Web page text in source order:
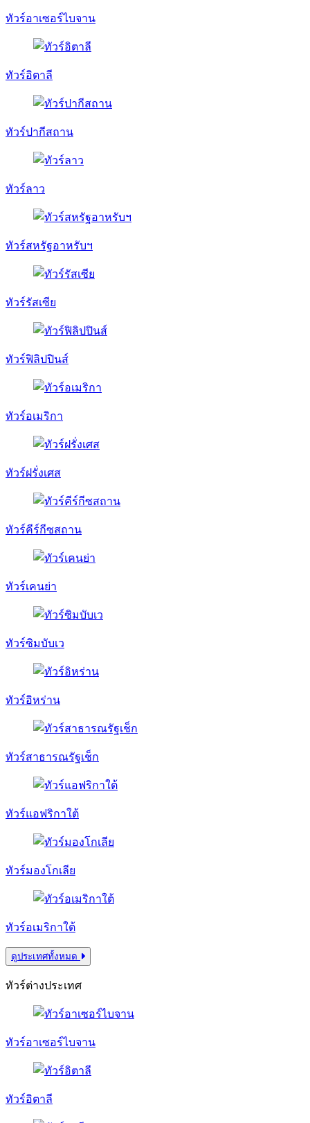
ทัวร์อาเซอร์ไบจาน
ทัวร์อิตาลี
ทัวร์ปากีสถาน
ทัวร์ลาว
ทัวร์สหรัฐอาหรับฯ
ทัวร์รัสเซีย
ทัวร์ฟิลิปปินส์
ทัวร์อเมริกา
ทัวร์ฝรั่งเศส
ทัวร์คีร์กีซสถาน
ทัวร์เคนย่า
ทัวร์ซิมบับเว
ทัวร์อิหร่าน
ทัวร์สาธารณรัฐเช็ก
ทัวร์แอฟริกาใต้
ทัวร์มองโกเลีย
ทัวร์อเมริกาใต้
ดูประเทศทั้งหมด
ทัวร์ต่างประเทศ
ทัวร์อาเซอร์ไบจาน
ทัวร์อิตาลี